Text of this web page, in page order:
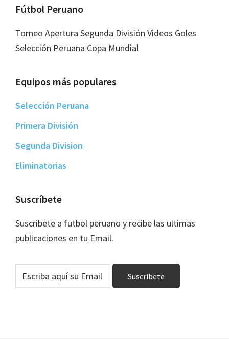
Footer
Fútbol Peruano
Torneo Apertura Segunda División Videos Goles
Selección Peruana Copa Mundial
Equipos más populares
Selección Peruana
Primera División
Segunda Division
Eliminatorias
Suscríbete
Suscribete a futbol peruano y recibe las ultimas
publicaciones en tu Email.